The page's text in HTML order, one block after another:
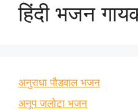
हिंदी भजन
अनुराधा पौडवाल भजन
अनूप जलोटा भजन